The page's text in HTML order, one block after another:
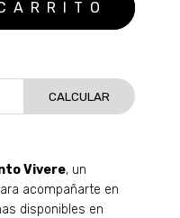
CALCULAR
Vivere, un
acompañarte en
disponibles en